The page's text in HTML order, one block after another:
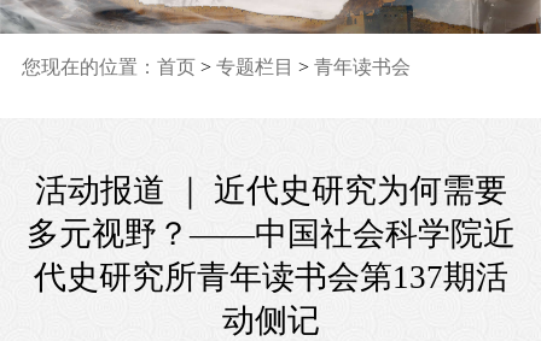
您现在的位置： 首页> 专题栏目 > 青年读书会
活动报道 ｜ 近代史研究为何需要
多元视野？——中国社会科学院近
代史研究所青年读书会第137期活
动侧记